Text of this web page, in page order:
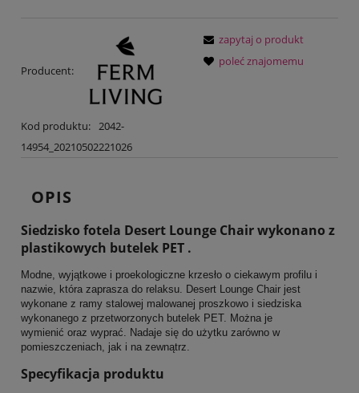
Producent:
Kod produktu:
2042-
14954_20210502221026
zapytaj o produkt
poleć znajomemu
OPIS
Siedzisko fotela Desert Lounge Chair wykonano z
plastikowych butelek PET .
Modne, wyjątkowe i proekologiczne krzesło o ciekawym profilu i
nazwie, która zaprasza do relaksu. Desert Lounge Chair jest
wykonane z ramy stalowej malowanej proszkowo i siedziska
wykonanego z przetworzonych butelek PET. Można je
wymienić oraz wyprać. Nadaje się do użytku zarówno w
pomieszczeniach, jak i na zewnątrz.
Specyfikacja produktu